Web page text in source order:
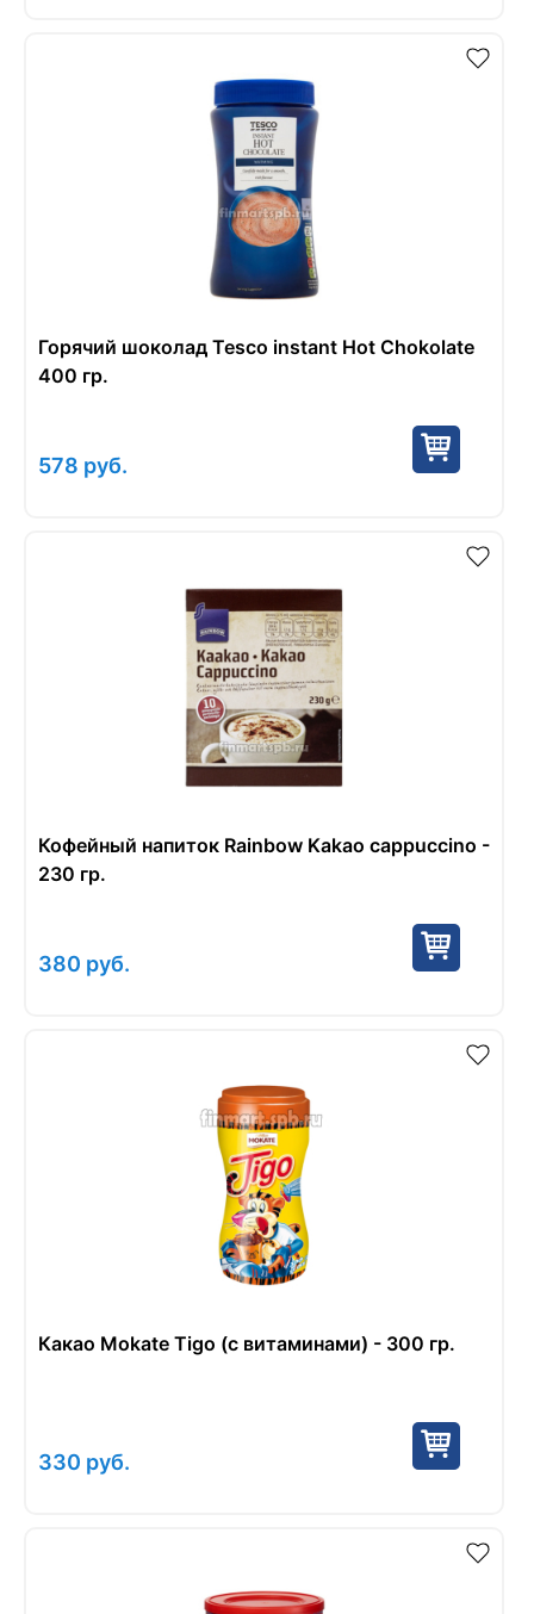
Горячий шоколад Tesco instant Hot Chokolate
400 гр.
578 руб.
Кофейный напиток Rainbow Kakao cappuccino -
230 гр.
380 руб.
Какао Mokate Tigo (с витаминами) - 300 гр.
330 руб.